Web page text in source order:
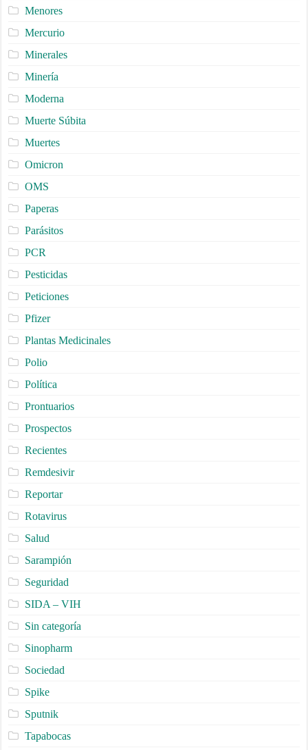
Menores
Mercurio
Minerales
Minería
Moderna
Muerte Súbita
Muertes
Omicron
OMS
Paperas
Parásitos
PCR
Pesticidas
Peticiones
Pfizer
Plantas Medicinales
Polio
Política
Prontuarios
Prospectos
Recientes
Remdesivir
Reportar
Rotavirus
Salud
Sarampión
Seguridad
SIDA – VIH
Sin categoría
Sinopharm
Sociedad
Spike
Sputnik
Tapabocas